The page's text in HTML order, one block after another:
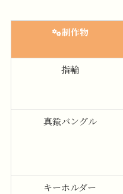
制作物
指輪
真鍮バングル
キーホルダー